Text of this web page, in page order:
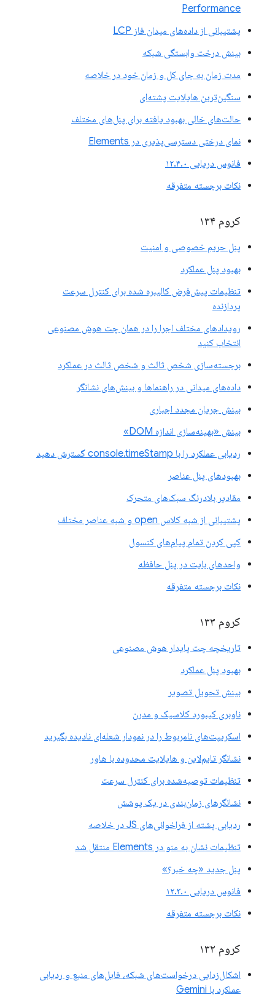
Performance
پشتیبانی از داده‌های میدان فاز LCP
بینش درخت وابستگی شبکه
مدت زمان به جای کل و زمان خود در خلاصه
سنگین‌ترین هایلایت پشته‌ای
حالت‌های خالی بهبود یافته برای پنل‌های مختلف
نمای درختی دسترسی‌پذیری در Elements
فانوس دریایی ۱۲.۴.۰
نکات برجسته متفرقه
کروم ۱۳۴
پنل حریم خصوصی و امنیت
بهبود پنل عملکرد
تنظیمات پیش‌فرض کالیبره شده برای کنترل سرعت
پردازنده
رویدادهای مختلف اجرا را در همان چت هوش مصنوعی
انتخاب کنید
برجسته‌سازی شخص ثالث و شخص ثالث در عملکرد
داده‌های میدانی در راهنماها و بینش‌های نشانگر
بینش جریان مجدد اجباری
بینش «بهینه‌سازی اندازه DOM»
ردیابی عملکرد را با console.timeStamp گسترش دهید
بهبودهای پنل عناصر
مقادیر بلادرنگ سبک‌های متحرک
پشتیبانی از شبه کلاس open و شبه عناصر مختلف
کپی کردن تمام پیام‌های کنسول
واحدهای بایت در پنل حافظه
نکات برجسته متفرقه
کروم ۱۳۳
تاریخچه چت پایدار هوش مصنوعی
بهبود پنل عملکرد
بینش تحویل تصویر
ناوبری کیبورد کلاسیک و مدرن
اسکریپت‌های نامربوط را در نمودار شعله‌ای نادیده بگیرید
نشانگر تایم‌لاین و هایلایت محدوده با هاور
تنظیمات توصیه‌شده برای کنترل سرعت
نشانگرهای زمان‌بندی در یک پوشش
ردیابی پشته از فراخوانی‌های JS در خلاصه
تنظیمات نشان به منو در Elements منتقل شد
پنل جدید «چه خبر؟»
فانوس دریایی ۱۲.۳.۰
نکات برجسته متفرقه
کروم ۱۳۲
اشکال‌زدایی درخواست‌های شبکه، فایل‌های منبع و ردیابی
عملکرد با Gemini